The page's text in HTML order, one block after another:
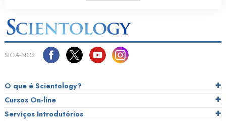
SIGA‑NOS
O que é Scientology?
Cursos On‑line
Serviços Introdutórios